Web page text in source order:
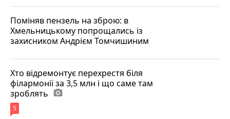
Поміняв пензель на зброю: в
Хмельницькому попрощались із
захисником Андрієм Томчишиним
Хто відремонтує перехрестя біля
філармонії за 3,5 млн і що саме там
зроблять photo_camera
5